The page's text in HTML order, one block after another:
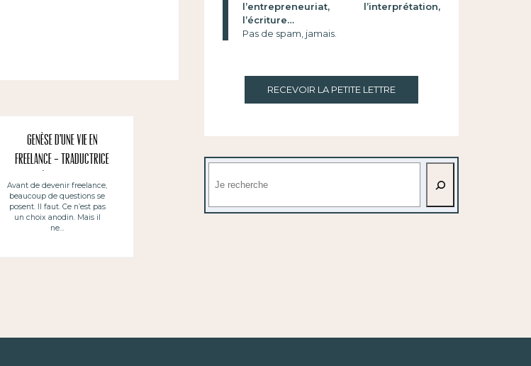
Genèse d’une vie en
freelance – traductrice
(1) ~ Génesis de una vida
de free lance –
traductora (1)
Avant de devenir freelance,
beaucoup de questions se
posent. Il faut. Ce n’est pas
un choix anodin. Mais il
ne…
l’entrepreneuriat, l’interprétation,
l’écriture…
Pas de spam, jamais.
RECEVOIR LA PETITE LETTRE